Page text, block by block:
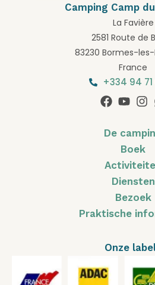
Camping Camp
La Favière
2581 Route de
83230 Bormes-
France
+334 94 71
De
Boek
Diensten
Bezoek
Praktische
Onze